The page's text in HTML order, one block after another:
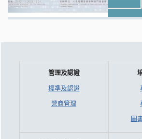
管理及認證
標準及認證
營商管理
圖